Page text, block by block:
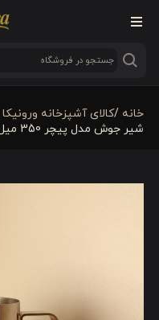
خانه /كالای آشپزخانه ورونیکا
شیر جوش مدل پیچر 350 میل ورونیکا سایز کوچک